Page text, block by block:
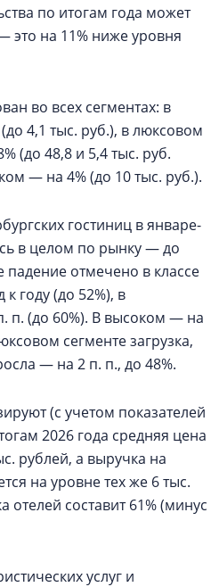
по итогам года может
это на 11% ниже уровня
во всех сегментах: в
4,1 тыс. руб.), в люксовом
(до 48,8 и 5,4 тыс. руб.
— на 4% (до 10 тыс. руб.).
гостиниц в январе-
в целом по рынку — до
падение отмечено в классе
году (до 52%), в
п. (до 60%). В высоком — на
сегменте загрузка,
— на 2 п. п., до 48%.
(с учетом показателей
2026 года средняя цена
рублей, а выручка на
на уровне тех же 6 тыс.
отелей составит 61% (минус
услуг и